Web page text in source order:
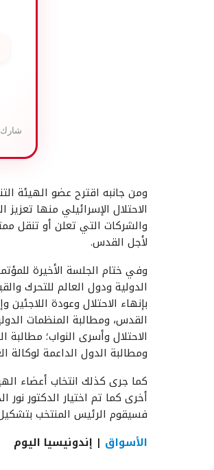
شارك
ومن جانبه اقترح عضو الهيئة
الاحتلال الإسرائيلي منها
والشركات التي تعلن أو تنقل
لأجل القدس.
وفي ختام الجلسة الأخيرة
الدولية ودول العالم للتحرك
بإنهاء الاحتلال وعودة
القدس، ومطالبة المنظمات
الاحتلال وأسرى النواب؛ مطالبة
ومطالبة الدول الداعمة لوكالة
كما جرى كذلك انتخاب أعضاء
أخرى كما تم اختيار الدكتور نور
فسيقوم الرئيس المنتخب
الأسواق | إندونيسيا اليوم